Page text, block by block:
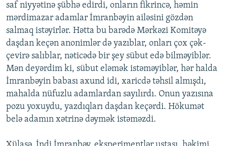
saf niyyətinə şübhə edirdi, onların fikrincə, həmin
mərdimazar adamlar İmranbəyin ailəsini gözdən
salmaq istəyirlər. Hətta bu barədə Mərkəzi Komitəyə
daşdan keçən anonimlər də yazıblar, onları çox çək-
çevirə salıblar, nəticədə bir şey sübut edə bilməyiblər.
Mən deyərdim ki, sübut eləmək istəməyiblər, hər halda
İmranbəyin babası axund idi, xaricdə təhsil almışdı,
mahalda nüfuzlu adamlardan sayılırdı. Onun yazısına
pozu yoxuydu, yazdıqları daşdan keçərdi. Hökumət
belə adamın xətrinə dəymək istəməzdi.